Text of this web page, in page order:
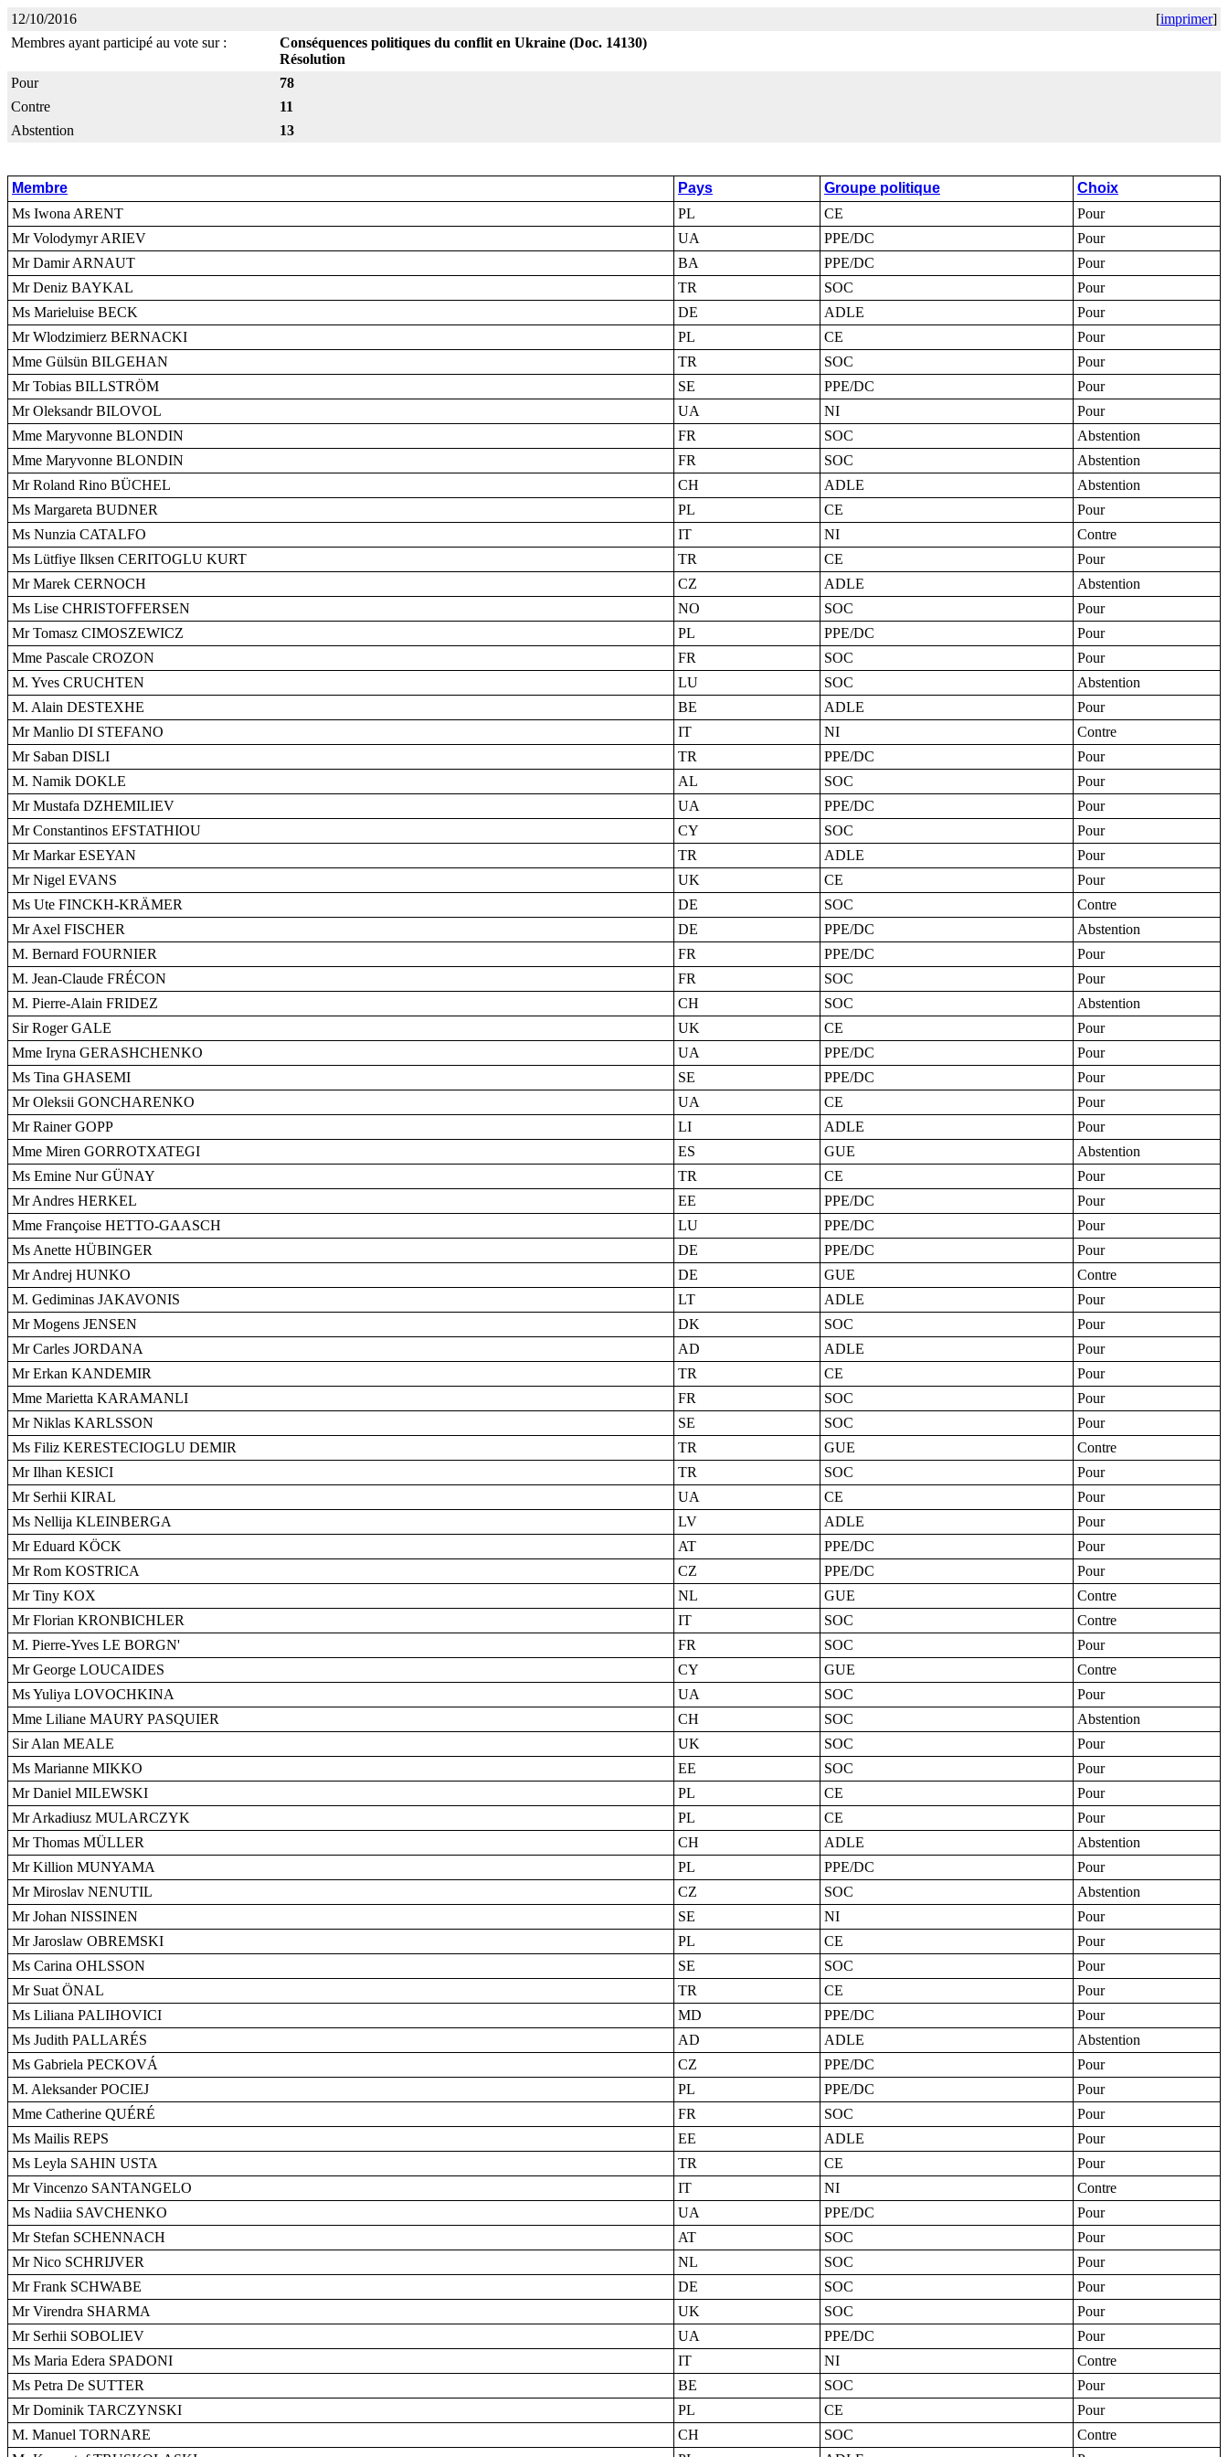
12/10/2016 [imprimer]
Membres ayant participé au vote sur :
Conséquences politiques du conflit en Ukraine (Doc. 14130)
Résolution
Pour
78
Contre
11
Abstention
13
Membre Pays Groupe politique
Choix
Ms Iwona ARENT
PL CE
Pour
Mr Volodymyr ARIEV
UA PPE/DC
Pour
Mr Damir ARNAUT
BA PPE/DC
Pour
Mr Deniz BAYKAL
TR SOC
Pour
Ms Marieluise BECK
DE ADLE
Pour
Mr Wlodzimierz BERNACKI
PL CE
Pour
Mme Gülsün BILGEHAN
TR SOC
Pour
Mr Tobias BILLSTRÖM
SE PPE/DC
Pour
Mr Oleksandr BILOVOL
UA NI
Pour
Mme Maryvonne BLONDIN
FR SOC
Abstention
Mme Maryvonne BLONDIN
FR SOC
Abstention
Mr Roland Rino BÜCHEL
CH ADLE
Abstention
Ms Margareta BUDNER
PL CE
Pour
Ms Nunzia CATALFO
IT NI
Contre
Ms Lütfiye Ilksen CERITOGLU KURT
TR CE
Pour
Mr Marek CERNOCH
CZ ADLE
Abstention
Ms Lise CHRISTOFFERSEN
NO SOC
Pour
Mr Tomasz CIMOSZEWICZ
PL PPE/DC
Pour
Mme Pascale CROZON
FR SOC
Pour
M. Yves CRUCHTEN
LU SOC
Abstention
M. Alain DESTEXHE
BE ADLE
Pour
Mr Manlio DI STEFANO
IT NI
Contre
Mr Saban DISLI
TR PPE/DC
Pour
M. Namik DOKLE
AL SOC
Pour
Mr Mustafa DZHEMILIEV
UA PPE/DC
Pour
Mr Constantinos EFSTATHIOU
CY SOC
Pour
Mr Markar ESEYAN
TR ADLE
Pour
Mr Nigel EVANS
UK CE
Pour
Ms Ute FINCKH-KRÄMER
DE SOC
Contre
Mr Axel FISCHER
DE PPE/DC
Abstention
M. Bernard FOURNIER
FR PPE/DC
Pour
M. Jean-Claude FRÉCON
FR SOC
Pour
M. Pierre-Alain FRIDEZ
CH SOC
Abstention
Sir Roger GALE
UK CE
Pour
Mme Iryna GERASHCHENKO
UA PPE/DC
Pour
Ms Tina GHASEMI
SE PPE/DC
Pour
Mr Oleksii GONCHARENKO
UA CE
Pour
Mr Rainer GOPP
LI ADLE
Pour
Mme Miren GORROTXATEGI
ES GUE
Abstention
Ms Emine Nur GÜNAY
TR CE
Pour
Mr Andres HERKEL
EE PPE/DC
Pour
Mme Françoise HETTO-GAASCH
LU PPE/DC
Pour
Ms Anette HÜBINGER
DE PPE/DC
Pour
Mr Andrej HUNKO
DE GUE
Contre
M. Gediminas JAKAVONIS
LT ADLE
Pour
Mr Mogens JENSEN
DK SOC
Pour
Mr Carles JORDANA
AD ADLE
Pour
Mr Erkan KANDEMIR
TR CE
Pour
Mme Marietta KARAMANLI
FR SOC
Pour
Mr Niklas KARLSSON
SE SOC
Pour
Ms Filiz KERESTECIOGLU DEMIR
TR GUE
Contre
Mr Ilhan KESICI
TR SOC
Pour
Mr Serhii KIRAL
UA CE
Pour
Ms Nellija KLEINBERGA
LV ADLE
Pour
Mr Eduard KÖCK
AT PPE/DC
Pour
Mr Rom KOSTRICA
CZ PPE/DC
Pour
Mr Tiny KOX
NL GUE
Contre
Mr Florian KRONBICHLER
IT SOC
Contre
M. Pierre-Yves LE BORGN'
FR SOC
Pour
Mr George LOUCAIDES
CY GUE
Contre
Ms Yuliya LOVOCHKINA
UA SOC
Pour
Mme Liliane MAURY PASQUIER
CH SOC
Abstention
Sir Alan MEALE
UK SOC
Pour
Ms Marianne MIKKO
EE SOC
Pour
Mr Daniel MILEWSKI
PL CE
Pour
Mr Arkadiusz MULARCZYK
PL CE
Pour
Mr Thomas MÜLLER
CH ADLE
Abstention
Mr Killion MUNYAMA
PL PPE/DC
Pour
Mr Miroslav NENUTIL
CZ SOC
Abstention
Mr Johan NISSINEN
SE NI
Pour
Mr Jaroslaw OBREMSKI
PL CE
Pour
Ms Carina OHLSSON
SE SOC
Pour
Mr Suat ÖNAL
TR CE
Pour
Ms Liliana PALIHOVICI
MD PPE/DC
Pour
Ms Judith PALLARÉS
AD ADLE
Abstention
Ms Gabriela PECKOVÁ
CZ PPE/DC
Pour
M. Aleksander POCIEJ
PL PPE/DC
Pour
Mme Catherine QUÉRÉ
FR SOC
Pour
Ms Mailis REPS
EE ADLE
Pour
Ms Leyla SAHIN USTA
TR CE
Pour
Mr Vincenzo SANTANGELO
IT NI
Contre
Ms Nadiia SAVCHENKO
UA PPE/DC
Pour
Mr Stefan SCHENNACH
AT SOC
Pour
Mr Nico SCHRIJVER
NL SOC
Pour
Mr Frank SCHWABE
DE SOC
Pour
Mr Virendra SHARMA
UK SOC
Pour
Mr Serhii SOBOLIEV
UA PPE/DC
Pour
Ms Maria Edera SPADONI
IT NI
Contre
Ms Petra De SUTTER
BE SOC
Pour
Mr Dominik TARCZYNSKI
PL CE
Pour
M. Manuel TORNARE
CH SOC
Contre